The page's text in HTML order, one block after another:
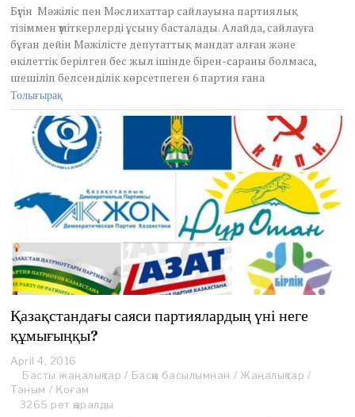
m
b
e
r
Бүгін Мәжіліс пен Мәслихаттар сайлауына партиялық
тізіммен үміткерлерді ұсыну басталады. Алайда, сайлауға
бұған дейін Мәжілісте депутаттық мандат алған және
өкілеттік берілген бес жыл ішінде бірен-сараны болмаса,
шешіліп белсенділік көрсетпеген 6 партия ғана
Толығырақ
Қазақстандағы саяси партиялардың үні неге
құмығыңқы?
April 4, 2016
p
r
i
Басты жаңалықтар / Басқа басылымнан / Жаңалықтар /
Таным / Қоғам
3265 рет қаралды